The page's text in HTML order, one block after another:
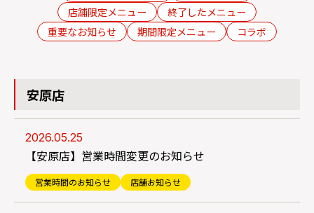
店舗限定メニュー
終了したメニュー
重要なお知らせ
期間限定メニュー コラボ
安原店
2026.05.25
【安原店】営業時間変更のお知らせ
営業時間のお知らせ 店舗お知らせ